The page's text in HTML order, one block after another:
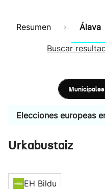
Resumen Álava
Buscar
Municipales
Elecciones europeas
Urkabustaiz
EH Bildu